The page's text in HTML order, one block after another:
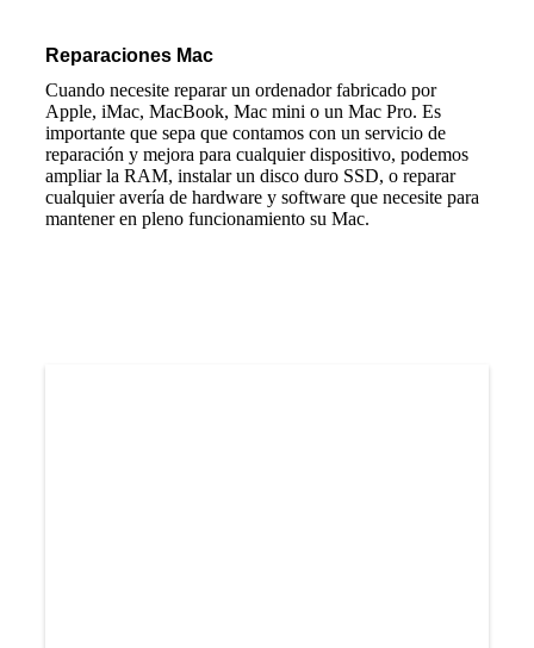
Reparaciones Mac
Cuando necesite reparar un ordenador fabricado por
Apple, iMac, MacBook, Mac mini o un Mac Pro. Es
importante que sepa que contamos con un servicio de
reparación y mejora para cualquier dispositivo, podemos
ampliar la RAM, instalar un disco duro SSD, o reparar
cualquier avería de hardware y software que necesite para
mantener en pleno funcionamiento su Mac.